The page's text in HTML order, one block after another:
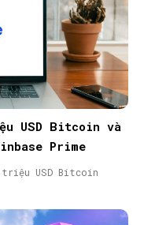
USD Bitcoin và
Prime
triệu USD Bitcoin